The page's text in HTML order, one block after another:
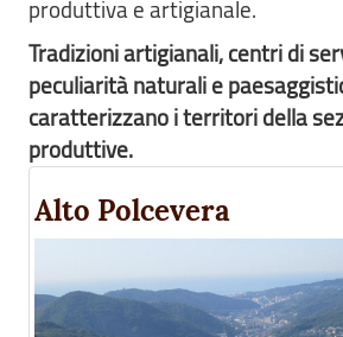
produttiva e artigianale.
Tradizioni artigianali, centri di
peculiarità naturali e
caratterizzano i territori della
produttive.
Alto Polcevera